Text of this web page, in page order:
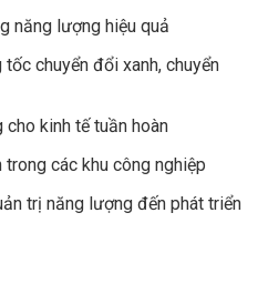
năng lượng hiệu quả
chuyển đổi xanh, chuyển
kinh tế tuần hoàn
các khu công nghiệp
trị năng lượng đến phát triển